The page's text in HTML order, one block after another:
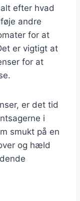
efter hvad
andre
for at
er vigtigt at
for at
er det tid
i
smukt på en
og hæld